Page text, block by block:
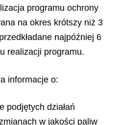
programu ochrony
na okres krótszy niż 3
najpóźniej 6
realizacji programu.
informacje o:
podjętych działań
w jakości paliw